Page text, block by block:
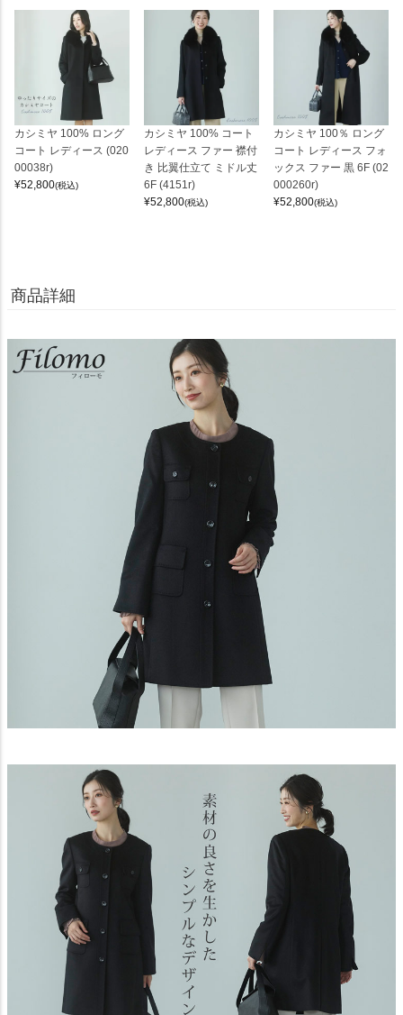
カシミヤ 100% ロング
コート レディース (020
00038r)
¥52,800(税込)
カシミヤ 100% コート
レディース ファー 襟付
き 比翼仕立て ミドル丈
6F (4151r)
¥52,800(税込)
カシミヤ 100％ ロング
コート レディース フォ
ックス ファー 黒 6F (02
000260r)
¥52,800(税込)
商品詳細